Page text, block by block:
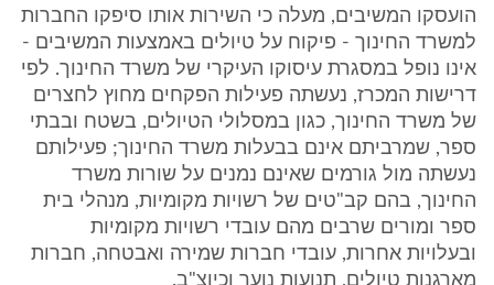
הועסקו המשיבים, מעלה כי השירות אותו סיפקו החברות
למשרד החינוך - פיקוח על טיולים באמצעות המשיבים -
אינו נופל במסגרת עיסוקו העיקרי של משרד החינוך. לפי
דרישות המכרז, נעשתה פעילות הפקחים מחוץ לחצרים
של משרד החינוך, כגון במסלולי הטיולים, בשטח ובבתי
ספר, שמרביתם אינם בבעלות משרד החינוך; פעילותם
נעשתה מול גורמים שאינם נמנים על שורות משרד
החינוך, בהם קב"טים של רשויות מקומיות, מנהלי בית
ספר ומורים שרבים מהם עובדי רשויות מקומיות
ובעלויות אחרות, עובדי חברות שמירה ואבטחה, חברות
מארגנות טיולים, תנועות נוער וכיוצ"ב.